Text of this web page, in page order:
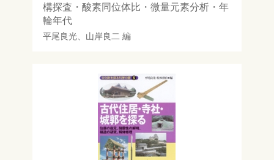
構探査・酸素同位体比・微量元素分析・年
輪年代
平尾良光、 山岸良二 編